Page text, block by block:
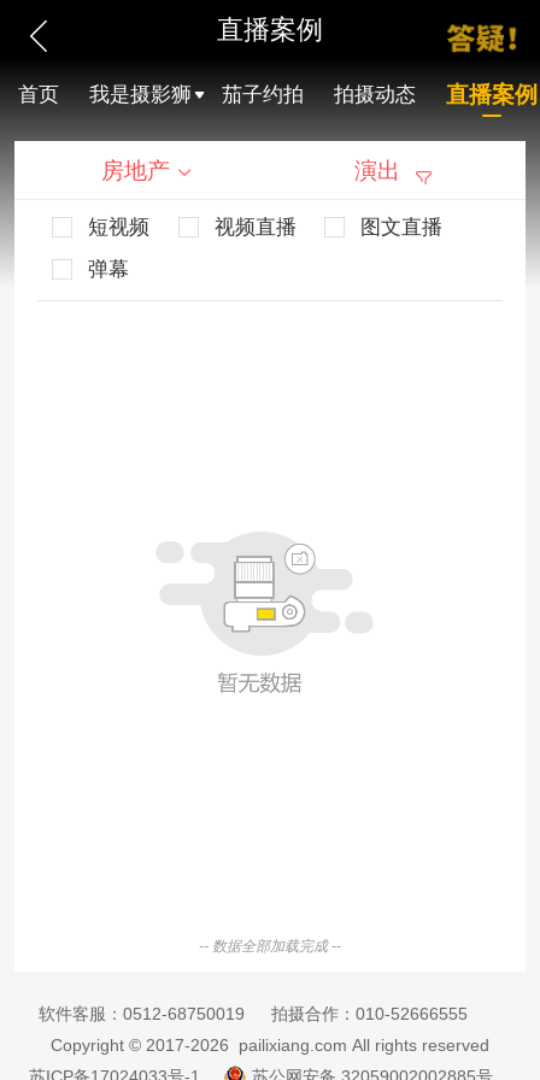
直播案例
首页 我是摄影狮 茄子约拍 拍摄动态 直播案例
房地产 演出
短视频 视频直播
图文直播
弹幕
-- 数据全部加载完成 --
软件客服： 0512-68750019 拍摄合作： 010-52666555
Copyright © 2017-2026 pailixiang.com All rights reserved
苏ICP备17024033号-1
苏公网安备 32059002002885号